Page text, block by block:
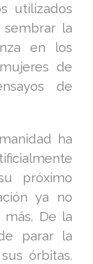
utilizados
la
en los
de
de
ha
próximo
ya no
De la
parar la
órbitas.